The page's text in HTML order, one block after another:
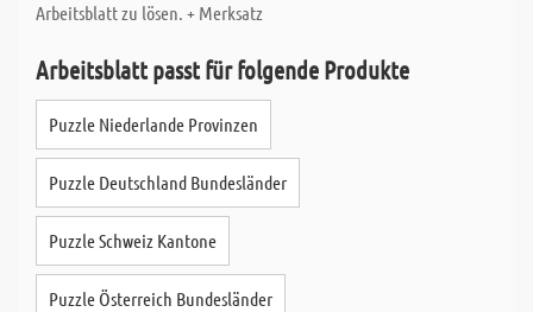
Arbeitsblatt zu lösen. + Merksatz
Arbeitsblatt passt für folgende Produkte
Puzzle Niederlande Provinzen
Puzzle Deutschland Bundesländer
Puzzle Schweiz Kantone
Puzzle Österreich Bundesländer